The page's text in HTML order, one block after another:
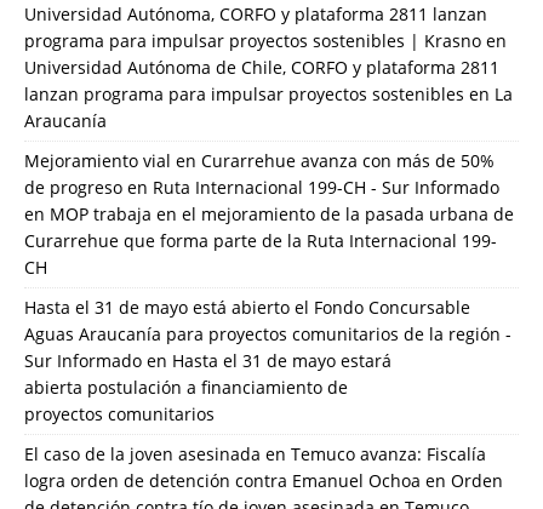
Universidad Autónoma, CORFO y plataforma 2811 lanzan
programa para impulsar proyectos sostenibles | Krasno en
Universidad Autónoma de Chile, CORFO y plataforma 2811
lanzan programa para impulsar proyectos sostenibles en La
Araucanía
Mejoramiento vial en Curarrehue avanza con más de 50%
de progreso en Ruta Internacional 199-CH - Sur Informado
en MOP trabaja en el mejoramiento de la pasada urbana de
Curarrehue que forma parte de la Ruta Internacional 199-
CH
Hasta el 31 de mayo está abierto el Fondo Concursable
Aguas Araucanía para proyectos comunitarios de la región -
Sur Informado en Hasta el 31 de mayo estará
abierta postulación a financiamiento de
proyectos comunitarios
El caso de la joven asesinada en Temuco avanza: Fiscalía
logra orden de detención contra Emanuel Ochoa en Orden